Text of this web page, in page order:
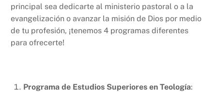
principal sea dedicarte al ministerio pastoral o a la
evangelización o avanzar la misión de Dios por medio
de tu profesión, ¡tenemos 4 programas diferentes
para ofrecerte!
Programa de Estudios Superiores en Teología: